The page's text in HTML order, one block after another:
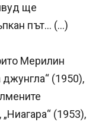
ще
път… (…)
Мерилин
джунгла“ (1950),
(1953),